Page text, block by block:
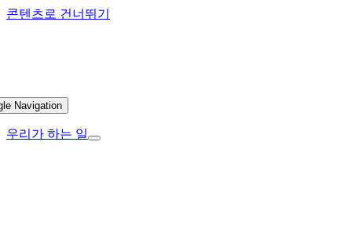
콘텐츠로 건너뛰기
Navigation
우리가 하는 일